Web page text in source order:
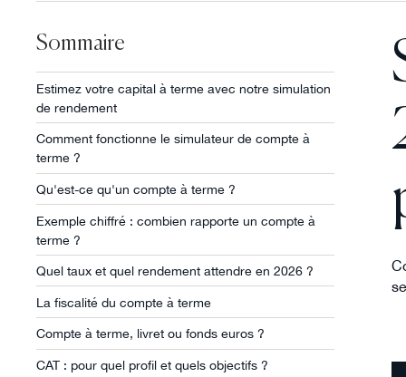
Sommaire
Estimez votre capital à terme avec notre simulation
de rendement
Comment fonctionne le simulateur de compte à
terme ?
Qu'est-ce qu'un compte à terme ?
Exemple chiffré : combien rapporte un compte à
terme ?
Quel taux et quel rendement attendre en 2026 ?
La fiscalité du compte à terme
Compte à terme, livret ou fonds euros ?
CAT : pour quel profil et quels objectifs ?